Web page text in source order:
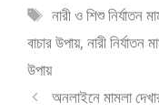
Tags
নারী ও শিশু নির্যাতন
বাচার উপায়, নারী নির্যাতন
উপায়
অনলাইনে মামলা